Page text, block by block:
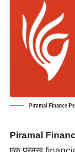
Piramal Finance
Piramal